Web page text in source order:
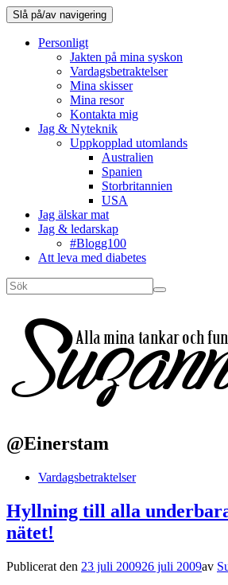
Slå på/av navigering
Personligt
Jakten på mina syskon
Vardagsbetraktelser
Mina skisser
Mina resor
Kontakta mig
Jag & Nyteknik
Uppkopplad utomlands
Australien
Spanien
Storbritannien
USA
Jag älskar mat
Jag & ledarskap
#Blogg100
Att leva med diabetes
@Einerstam
Vardagsbetraktelser
Hyllning till alla
nätet!
Publicerat den 23 juli 200926 juli 2009av